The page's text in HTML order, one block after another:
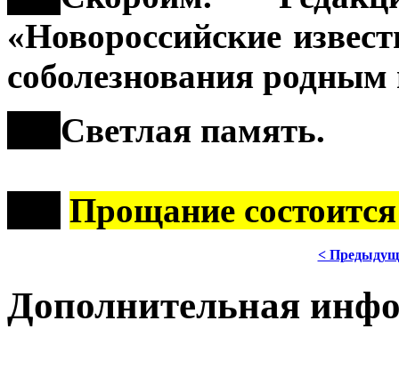
«Новороссийские
соболезнования
Светлая память.
Прощание состоится
<
Дополнительная